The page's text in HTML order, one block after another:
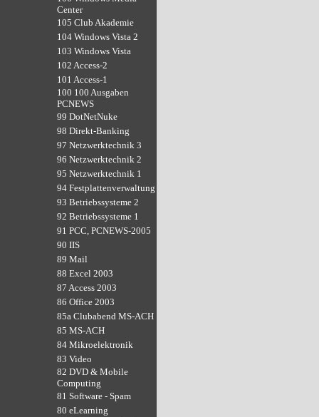
Center
105 Club Akademie
104 Windows Vista 2
103 Windows Vista
102 Access-2
101 Access-1
100 100 Ausgaben
PCNEWS
99 DotNetNuke
98 Direkt-Banking
97 Netzwerktechnik 3
96 Netzwerktechnik 2
95 Netzwerktechnik 1
94 Festplattenverwaltung
93 Betriebssysteme 2
92 Betriebssysteme 1
91 PCC, PCNEWS-2005
90 IIS
89 Mail
88 Excel 2003
87 Access 2003
86 Office 2003
85a Clubabend MS-ACH
85 MS-ACH
84 Mikroelektronik
83 Video
82 DVD & Mobile
Computing
81 Software - Spam
80 eLearning